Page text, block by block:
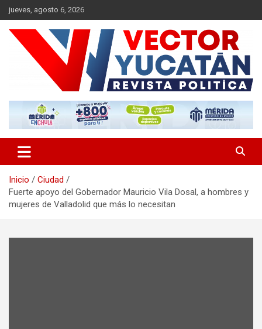
Saltar
al
contenido
jueves, agosto 6, 2026
Vector Yucatán
Inicio
Ciudad
Fuerte apoyo del Gobernador Mauricio Vila Dosal, a hombres y
mujeres de Valladolid que más lo necesitan